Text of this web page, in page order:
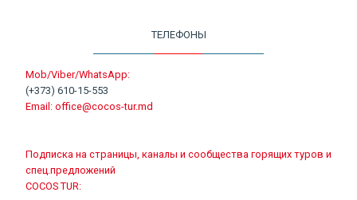
ТЕЛЕФОНЫ
Mob/Viber/WhatsApp:
(+373) 610-15-553
Email: office@cocos-tur.md
Подписка на страницы, каналы и сообщества горящих туров и
спец.предложений
COCOS TUR: